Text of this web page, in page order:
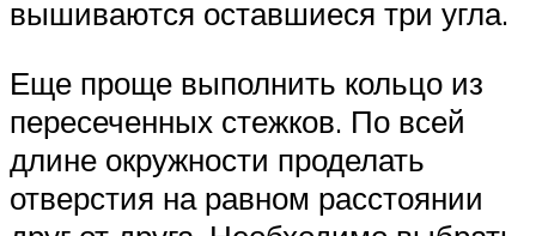
вышиваются оставшиеся три угла.
Еще проще выполнить кольцо из
пересеченных стежков. По всей
длине окружности проделать
отверстия на равном расстоянии